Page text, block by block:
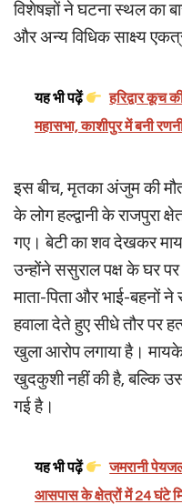
विशेषज्ञों ने घटना स्थल का
और अन्य विधिक साक्ष्य
यह भी पढ़ें
हरिद्वार कूच
महासभा, काशीपुर में बनी
इस बीच, मृतका अंजुम की
के लोग हल्द्वानी के राजपुरा
गए। बेटी का शव देखकर
उन्होंने ससुराल पक्ष के घर
माता-पिता और भाई-बहनों ने
हवाला देते हुए सीधे तौर
खुला आरोप लगाया है।
खुदकुशी नहीं की है, बल्कि
गई है।
यह भी पढ़ें
जमरानी
आसपास के क्षेत्रों में 24 घंटे